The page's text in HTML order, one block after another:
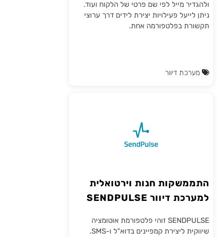
ולהגדיר מייל לפי שם פרטי של הלקוח ועוד.
ניתן לייעל פעילויות יצירת לידים דרך ערוצי
תקשורת בפלטפורמה אחת.
מערכת דיוור
התממשקות חנות וירטואלית
למערכת דיוור SENDPULSE
SENDPULSE זוהי פלטפורמת אוטומציה
שיווקית ליצירת קמפיינים בדוא"ל ו-SMS.